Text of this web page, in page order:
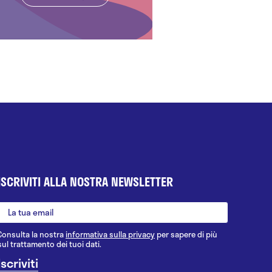
ALLA NOSTRA NEWSLETTER
la nostrainformativa sulla privacy per sapere di più
trattamento dei tuoi dati.